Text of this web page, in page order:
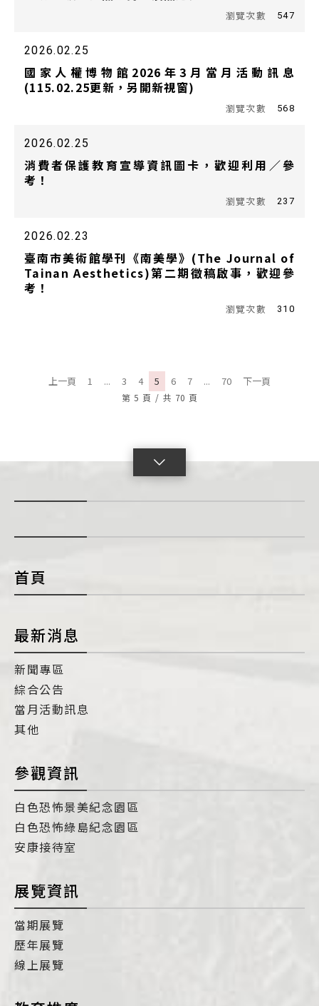
547
2026.02.25
國家人權博物館2026年3月當月活動訊息
(115.02.25更新，另開新視窗)
568
2026.02.25
消費者保護教育宣導資訊圖卡，歡迎利用／參
考！
237
2026.02.23
臺南市美術館學刊《南美學》(The Journal of
Tainan Aesthetics)第二期徵稿啟事，歡迎參
考！
310
上一頁 1 ... 3 4 5 6 7 ... 70 下一頁
第 5 頁 / 共 70 頁
首頁
最新消息
新聞專區
綜合公告
當月活動訊息
其他
參觀資訊
白色恐怖景美紀念園區
白色恐怖綠島紀念園區
安康接待室
展覽資訊
當期展覽
歷年展覽
線上展覽